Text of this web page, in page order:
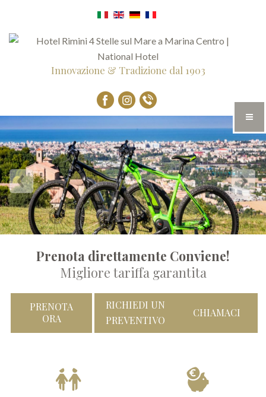
Innovazione & Tradizione dal 1903
Prenota direttamente Conviene!
Migliore tariffa garantita
PRENOTA
ORA
RICHIEDI UN
PREVENTIVO
CHIAMACI